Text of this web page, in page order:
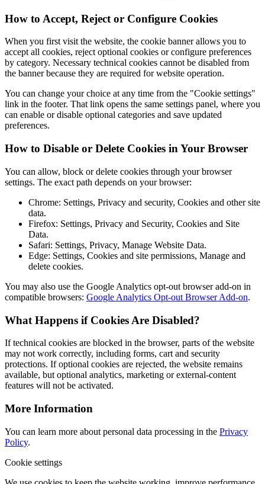
How to Accept, Reject or Configure Cookies
When you first visit the website, the cookie banner allows you to
accept all cookies, reject optional cookies or configure preferences
by category. Necessary technical cookies cannot be disabled from
the banner because they are required for website operation.
You can change your choice at any time from the "Cookie settings"
link in the footer. That link opens the same settings panel, where you
can enable or disable optional categories and save updated
preferences.
How to Disable or Delete Cookies in Your Browser
You can allow, block or delete cookies through your browser
settings. The exact path depends on your browser:
Chrome: Settings, Privacy and security, Cookies and other site
data.
Firefox: Settings, Privacy and Security, Cookies and Site
Data.
Safari: Settings, Privacy, Manage Website Data.
Edge: Settings, Cookies and site permissions, Manage and
delete cookies.
You may also use the Google Analytics opt-out browser add-on in
compatible browsers: Google Analytics Opt-out Browser Add-on.
What Happens if Cookies Are Disabled?
If technical cookies are blocked in the browser, parts of the website
may not work correctly, including forms, cart and security
protections. If optional cookies are rejected, the website remains
available, but optional analytics, marketing or external-content
features will not be activated.
More Information
You can learn more about personal data processing in the Privacy
Policy.
Cookie settings